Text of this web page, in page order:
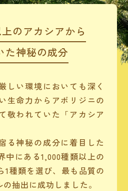
のアカシアから
た神秘の成分
しい環境においても深く
生命力からアボリジニの
敬われていた「アカシア
る神秘の成分に着目した
中にある1,000種類以上の
1種類を選び、最も品質の
抽出に成功しました。